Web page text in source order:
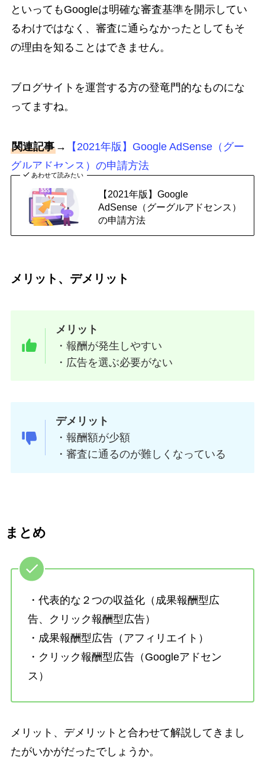
といってもGoogleは明確な審査基準を開示してい
るわけではなく、審査に通らなかったとしてもそ
の理由を知ることはできません。
ブログサイトを運営する方の登竜門的なものにな
ってますね。
関連記事→
【2021年版】Google AdSense（グー
グルアドセンス）の申請方法
あわせて読みたい
【2021年版】Google
AdSense（グーグルアドセンス）
の申請方法
メリット、デメリット
メリット
・報酬が発生しやすい
・広告を選ぶ必要がない
デメリット
・報酬額が少額
・審査に通るのが難しくなっている
まとめ
・代表的な２つの収益化（成果報酬型広
告、クリック報酬型広告）
・成果報酬型広告（アフィリエイト）
・クリック報酬型広告（Googleアドセン
ス）
メリット、デメリットと合わせて解説してきまし
たがいかがだったでしょうか。